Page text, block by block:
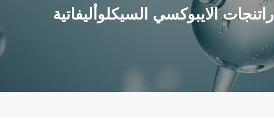
راتنجات الايبوكسي السيكلوأليفاتية